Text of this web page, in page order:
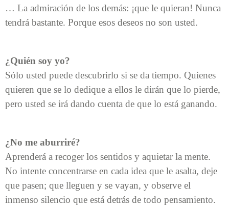
… La admiración de los demás: ¡que le quieran! Nunca
tendrá bastante. Porque esos deseos no son usted.
¿Quién soy yo?
Sólo usted puede descubrirlo si se da tiempo. Quienes
quieren que se lo dedique a ellos le dirán que lo pierde,
pero usted se irá dando cuenta de que lo está ganando.
¿No me aburriré?
Aprenderá a recoger los sentidos y aquietar la mente.
No intente concentrarse en cada idea que le asalta, deje
que pasen; que lleguen y se vayan, y observe el
inmenso silencio que está detrás de todo pensamiento.